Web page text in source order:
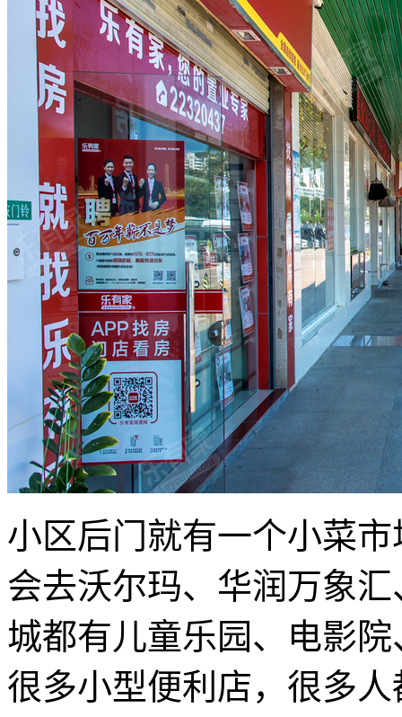
小区后门就有一个小菜
会去沃尔玛、华润万象
城都有儿童乐园、电影
很多小型便利店，很多